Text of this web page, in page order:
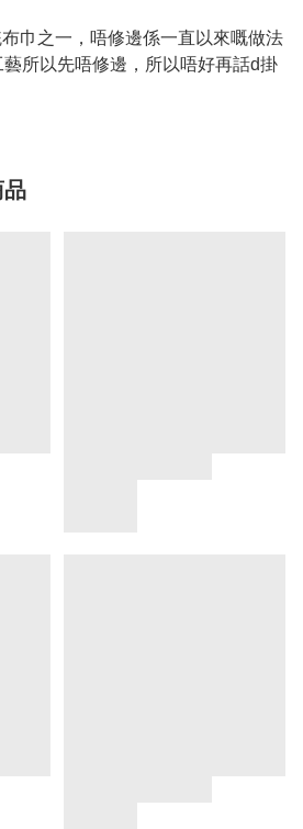
巾之一，唔修邊係一直以來嘅做法
所以先唔修邊，所以唔好再話d掛
品